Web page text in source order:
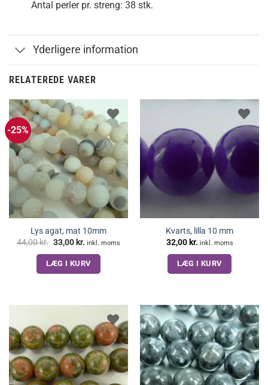
Antal perler pr. streng: 38 stk.
Yderligere information
RELATEREDE VARER
-25%
Lys agat, mat 10mm
44,00kr. Den
oprindelige
pris
var:
44,00 kr..
33,00kr. Den
pris
er:
33,00 kr..
inkl. moms
LÆG I KURV
Kvarts, lilla 10 mm
32,00kr. inkl. moms
LÆG I KURV